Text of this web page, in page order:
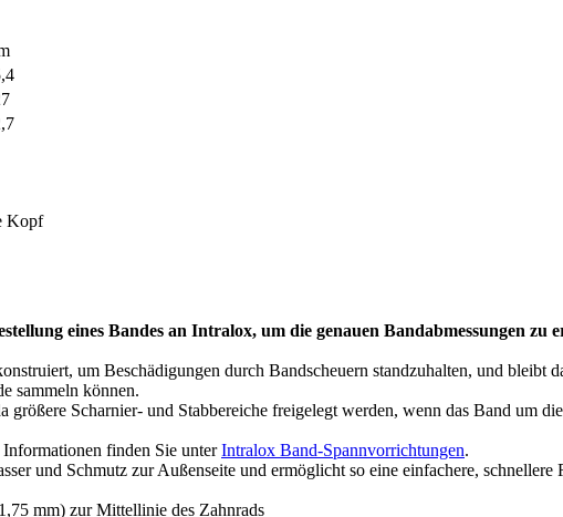
Kopf
eines Bandes an Intralox, um die genauen Bandabmessungen zu
um Beschädigungen durch Bandscheuern standzuhalten, und bleibt
sammeln können.
Scharnier- und Stabbereiche freigelegt werden, wenn das Band um
finden Sie unterIntralox Band-Spannvorrichtungen.
und Schmutz zur Außenseite und ermöglicht so eine einfachere,
mm) zur Mittellinie des Zahnrads